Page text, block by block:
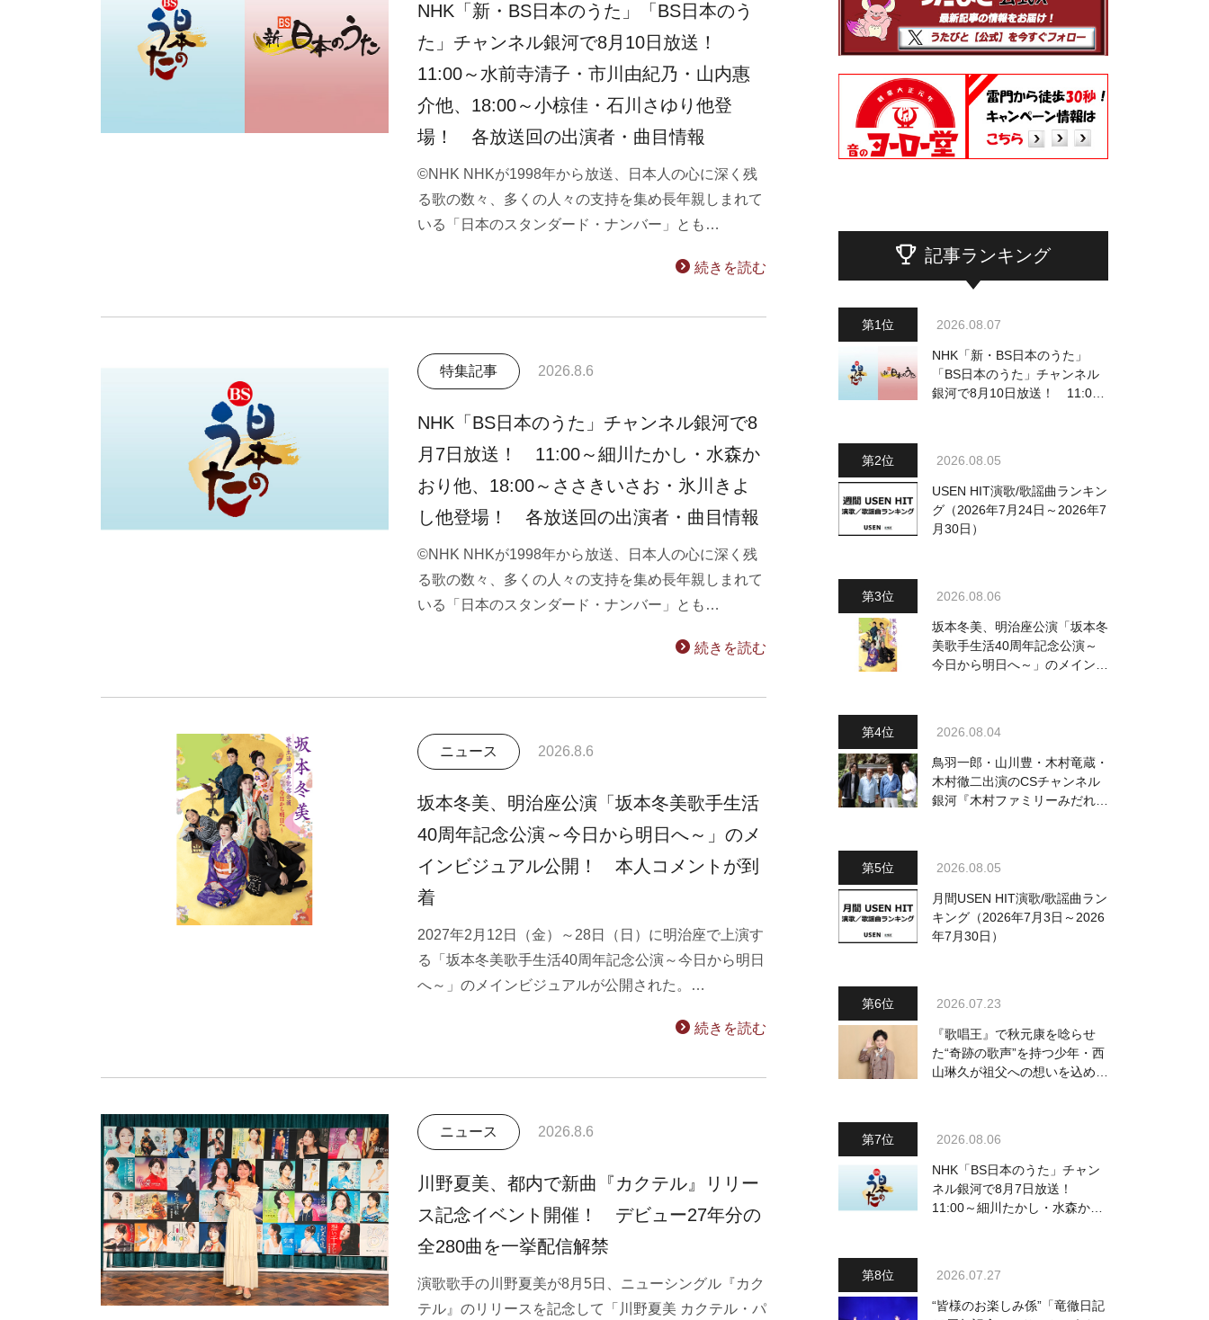
NHK「新・BS日本のうた」「BS日本のう
た」チャンネル銀河で8月10日放送！
11:00～水前寺清子・市川由紀乃・山内惠
介他、18:00～小椋佳・石川さゆり他登
場！ 各放送回の出演者・曲目情報
©NHK NHKが1998年から放送、日本人の心に深く残
る歌の数々、多くの人々の支持を集め長年親しまれて
いる「日本のスタンダード・ナンバー」とも…
続きを読む
特集記事 2026.8.6
NHK「BS日本のうた」チャンネル銀河で8
月7日放送！ 11:00～細川たかし・水森か
おり他、18:00～ささきいさお・氷川きよ
し他登場！ 各放送回の出演者・曲目情報
©NHK NHKが1998年から放送、日本人の心に深く残
る歌の数々、多くの人々の支持を集め長年親しまれて
いる「日本のスタンダード・ナンバー」とも…
続きを読む
ニュース 2026.8.6
坂本冬美、明治座公演「坂本冬美歌手生活
40周年記念公演～今日から明日へ～」のメ
インビジュアル公開！ 本人コメントが到
着
2027年2月12日（金）～28日（日）に明治座で上演す
る「坂本冬美歌手生活40周年記念公演～今日から明日
へ～」のメインビジュアルが公開された。…
続きを読む
ニュース 2026.8.6
川野夏美、都内で新曲『カクテル』リリー
ス記念イベント開催！ デビュー27年分の
全280曲を一挙配信解禁
演歌歌手の川野夏美が8月5日、ニューシングル『カク
テル』のリリースを記念して「川野夏美 カクテル・パ
記事ランキング
2026.08.07
NHK「新・BS日本のうた」
「BS日本のうた」チャンネル
銀河で8月10日放送！ 11:00
出演者・曲目情報
2026.08.05
USEN HIT演歌/歌謡曲ランキン
グ（2026年7月24日～2026年7
月30日）
2026.08.06
坂本冬美、明治座公演「坂本冬
美歌手生活40周年記念公演～
今日から明日へ～」のメインビ
2026.08.04
鳥羽一郎・山川豊・木村竜蔵・
木村徹二出演のCSチャンネル
銀河『木村ファミリーみだれ旅
2026.08.05
月間USEN HIT演歌/歌謡曲ラン
キング（2026年7月3日～2026
年7月30日）
2026.07.23
『歌唱王』で秋元康を唸らせ
た“奇跡の歌声”を持つ少年・西
山琳久が祖父への想いを込めた
いちゃんとの絆を歌った曲を聴
いてください！」
2026.08.06
NHK「BS日本のうた」チャン
ネル銀河で8月7日放送！
11:00～細川たかし・水森かお
2026.07.27
“皆様のお楽しみ係”「竜徹日記